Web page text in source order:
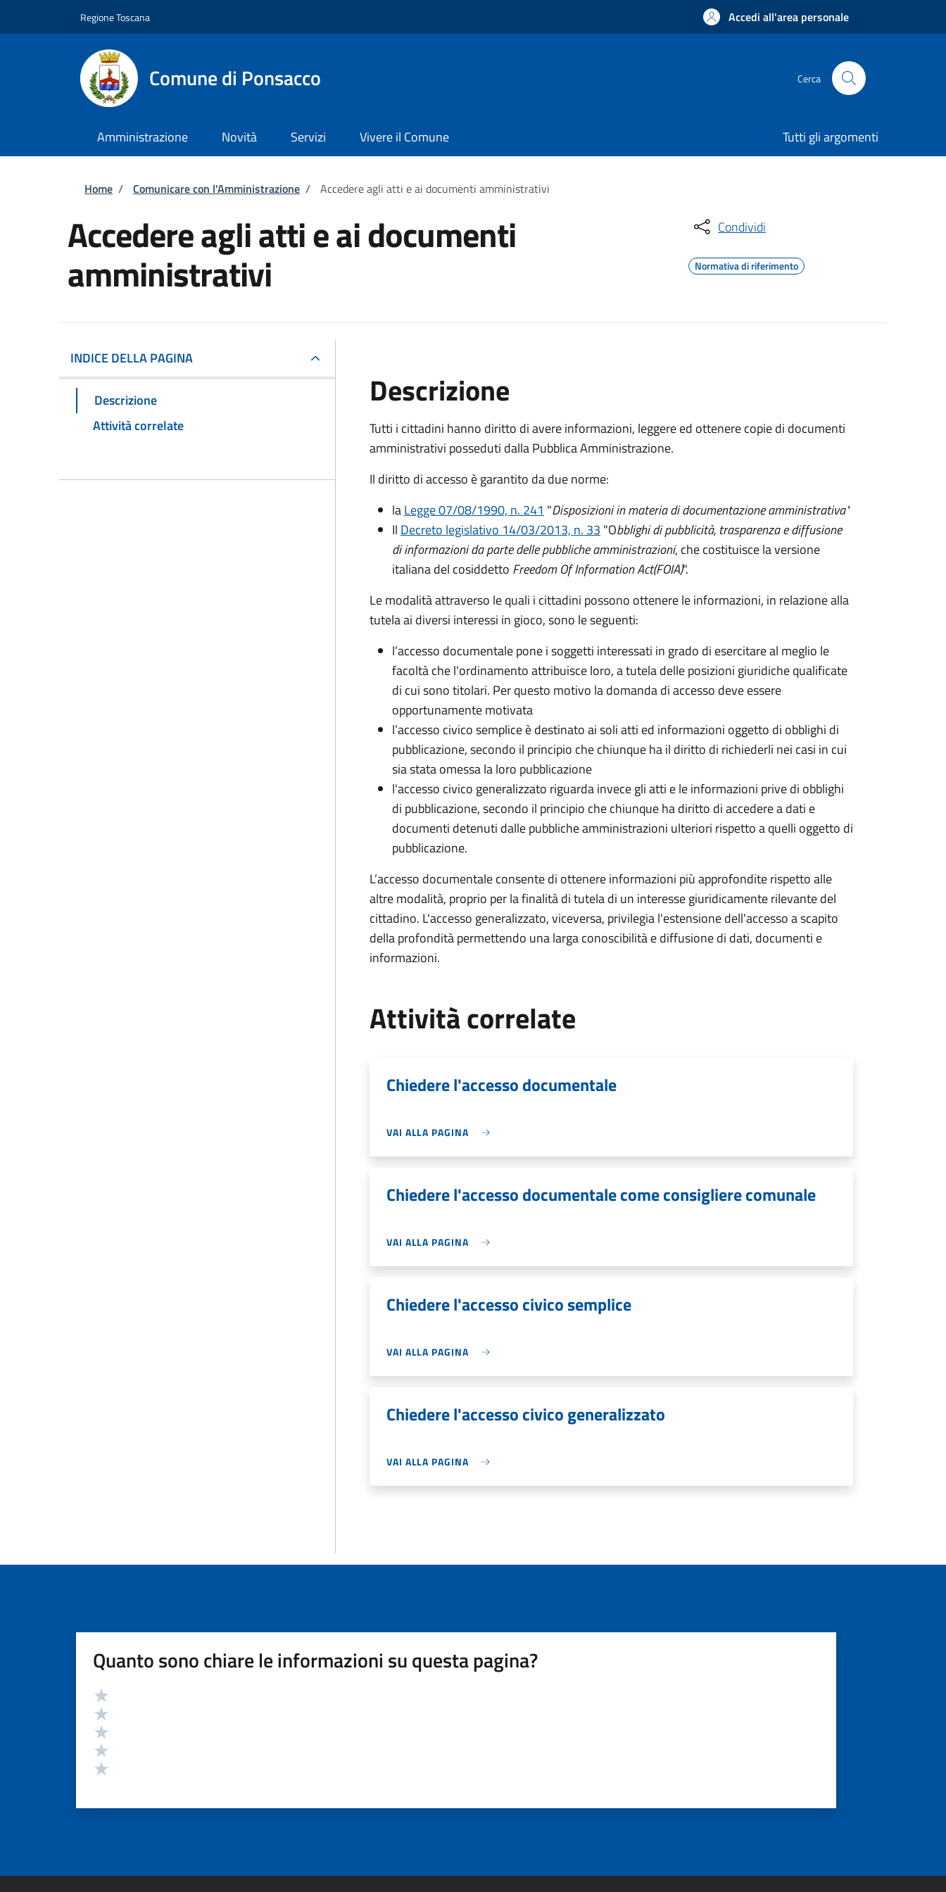
Regione Toscana Accedi all'area personale
Comune di Ponsacco Cerca
Amministrazione Novità Servizi Vivere il Comune Tutti gli argomenti
Briciole di pane
Home / Comunicare con l'Amministrazione / Accedere agli atti e ai documenti amministrativi
Accedere agli atti e ai documenti
amministrativi
Condividi
Normativa di riferimento
INDICE DELLA PAGINA
Descrizione
Attività correlate
Descrizione
Tutti i cittadini hanno diritto di avere informazioni, leggere ed ottenere copie di documenti
amministrativi posseduti dalla Pubblica Amministrazione.
Il diritto di accesso è garantito da due norme:
laLegge 07/08/1990, n. 241 "Disposizioni in materia di documentazione amministrativa"
Il Decreto legislativo 14/03/2013, n. 33 "Obblighi di pubblicità, trasparenza e diffusione
di informazioni da parte delle pubbliche amministrazioni, che costituisce la versione
italiana del cosiddetto Freedom Of Information Act(FOIA)".
Le modalità attraverso le quali i cittadini possono ottenere le informazioni, in relazione alla
tutela ai diversi interessi in gioco, sono le seguenti:
l’accesso documentale pone i soggetti interessati in grado di esercitare al meglio le
facoltà che l'ordinamento attribuisce loro, a tutela delle posizioni giuridiche qualificate
di cui sono titolari. Per questo motivo la domanda di accesso deve essere
opportunamente motivata
l’accesso civico semplice è destinato ai soli atti ed informazioni oggetto di obblighi di
pubblicazione, secondo il principio che chiunque ha il diritto di richiederli nei casi in cui
sia stata omessa la loro pubblicazione
l'accesso civico generalizzato riguarda invece gli atti e le informazioni prive di obblighi
di pubblicazione, secondo il principio che chiunque ha diritto di accedere a dati e
documenti detenuti dalle pubbliche amministrazioni ulteriori rispetto a quelli oggetto di
pubblicazione.
L’accesso documentale consente di ottenere informazioni più approfondite rispetto alle
altre modalità, proprio per la finalità di tutela di un interesse giuridicamente rilevante del
cittadino. L'accesso generalizzato, viceversa, privilegia l'estensione dell'accesso a scapito
della profondità permettendo una larga conoscibilità e diffusione di dati, documenti e
informazioni.
Attività correlate
Chiedere l'accesso documentale
VAI ALLA PAGINA
Chiedere l'accesso documentale come consigliere comunale
VAI ALLA PAGINA
Chiedere l'accesso civico semplice
VAI ALLA PAGINA
Chiedere l'accesso civico generalizzato
VAI ALLA PAGINA
Quanto sono chiare le informazioni su questa pagina?
Valutazione